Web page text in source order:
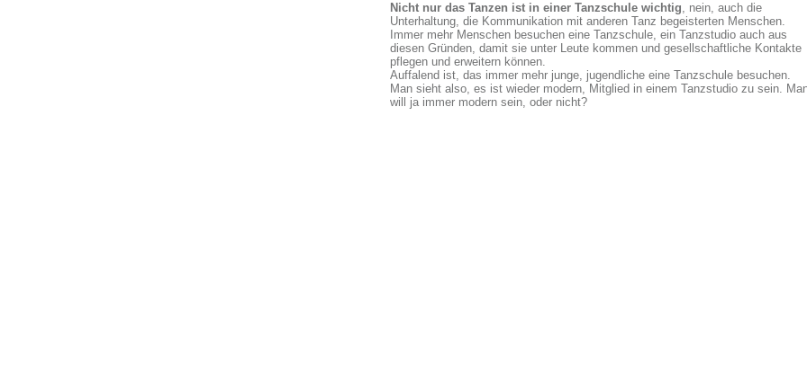
Nicht nur das Tanzen ist in einer Tanzschule wichtig, nein, auch die
Unterhaltung, die Kommunikation mit anderen Tanz begeisterten Menschen.
Immer mehr Menschen besuchen eine Tanzschule, ein Tanzstudio auch aus
diesen Gründen, damit sie unter Leute kommen und gesellschaftliche Kontakte
pflegen und erweitern können.
Auffalend ist, das immer mehr junge, jugendliche eine Tanzschule besuchen.
Man sieht also, es ist wieder modern, Mitglied in einem Tanzstudio zu sein.
will ja immer modern sein, oder nicht?